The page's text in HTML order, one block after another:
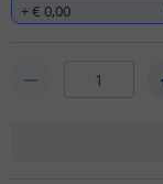
+€ 0,00